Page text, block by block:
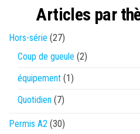
Articles par
Hors-série (27)
Coup de gueule (2)
équipement (1)
Quotidien (7)
Permis A2 (30)